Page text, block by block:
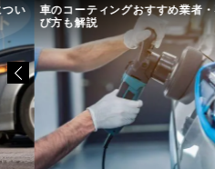
い 車のコーティングおすすめ業者
び方も解説